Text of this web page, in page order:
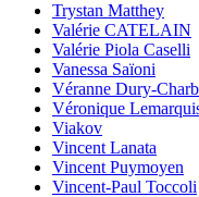
Trystan Matthey
Valérie CATELAIN
Valérie Piola Caselli
Vanessa Saïoni
Véranne Dury-
Véronique
Viakov
Vincent Lanata
Vincent Puymoyen
Vincent-Paul Toccoli